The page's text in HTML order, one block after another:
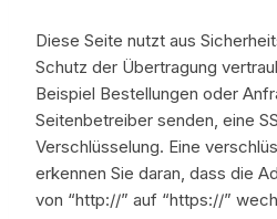
Diese Seite nutzt aus
Schutz der Übertragung
Beispiel Bestellungen oder
Seitenbetreiber senden, eine
Verschlüsselung. Eine
erkennen Sie daran, dass die
von “http://” auf “https://”